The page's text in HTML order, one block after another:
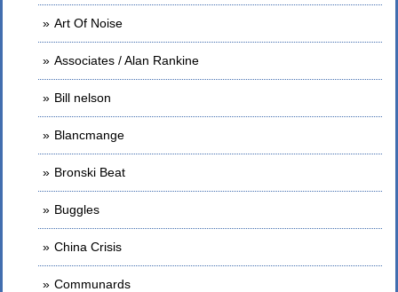
Art Of Noise
Associates / Alan Rankine
Bill nelson
Blancmange
Bronski Beat
Buggles
China Crisis
Communards